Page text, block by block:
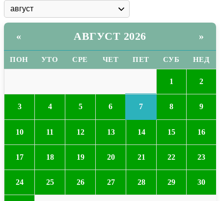
« АВГУСТ 2026 »
ПОН УТО СРЕ ЧЕТ ПЕТ СУБ НЕД
1 2
3 4 5 6 7 8 9
10 11 12 13 14 15 16
17 18 19 20 21 22 23
24 25 26 27 28 29 30